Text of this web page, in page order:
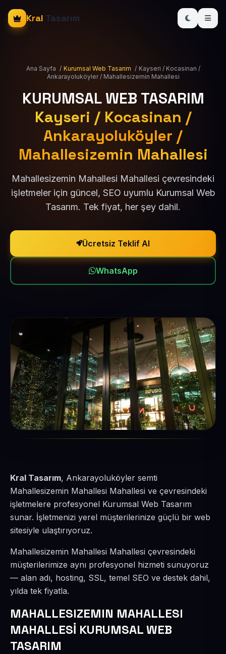
Kral Tasarım
Ana Sayfa / Kurumsal Web Tasarım / Kayseri / Kocasinan /
Ankarayoluköyler / Mahallesizemin Mahallesi
KURUMSAL WEB TASARIM
Kayseri / Kocasinan /
Ankarayoluköyler /
Mahallesizemin Mahallesi
Mahallesizemin Mahallesi Mahallesi çevresindeki
işletmeler için güncel, SEO uyumlu Kurumsal Web
Tasarım. Tek fiyat, her şey dahil.
Ücretsiz Teklif Al
WhatsApp
Kral Tasarım, Ankarayoluköyler semti
Mahallesizemin Mahallesi Mahallesi ve çevresindeki
işletmelere profesyonel Kurumsal Web Tasarım
sunar. İşletmenizi yerel müşterilerinize güçlü bir web
sitesiyle ulaştırıyoruz.
Mahallesizemin Mahallesi Mahallesi çevresindeki
müşterilerimize aynı profesyonel hizmeti sunuyoruz
— alan adı, hosting, SSL, temel SEO ve destek dahil,
yılda tek fiyatla.
MAHALLESIZEMIN MAHALLESI
MAHALLESİ KURUMSAL WEB
TASARIM